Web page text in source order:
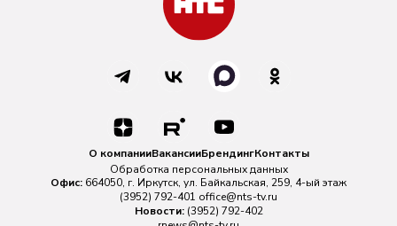
О компанииВакансииБрендингКонтакты
Обработка персональных данных
Офис: 664050, г. Иркутск, ул. Байкальская, 259, 4-ый этаж
(3952) 792-401 office@nts-tv.ru
Новости: (3952) 792-402